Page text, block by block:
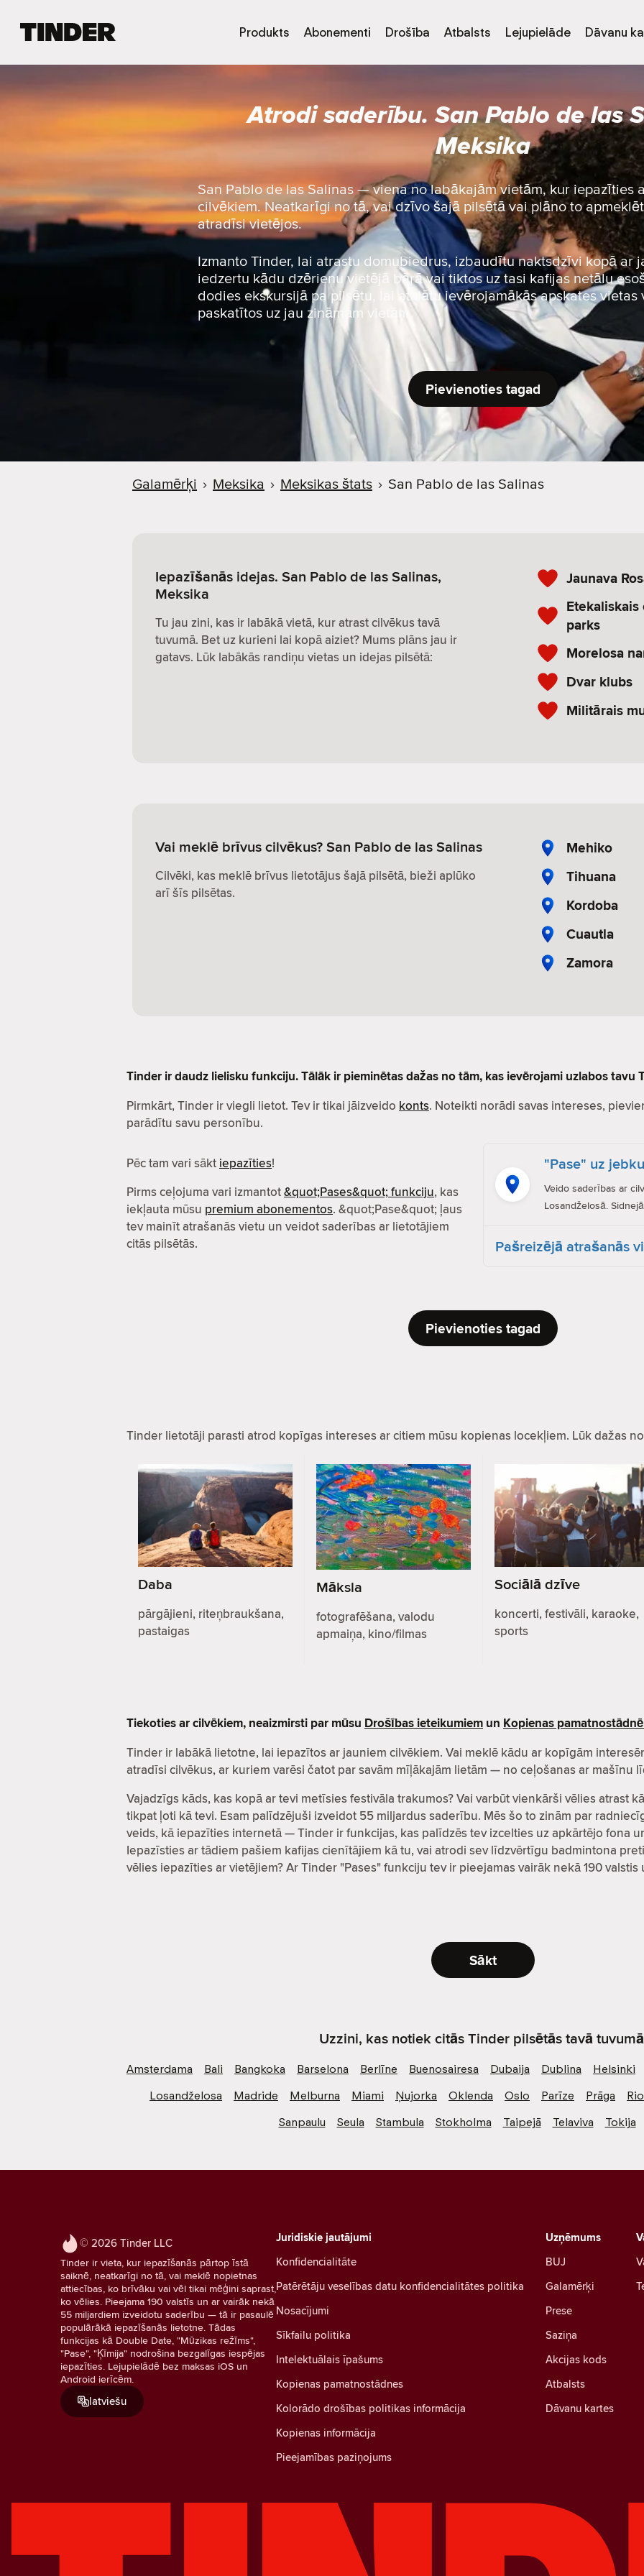
r
l
a
p
Produkts Abonementi Drošība Atbalsts Lejupielāde Dāvanu
Atrodi saderību. San Pablo de las
Meksika
San Pablo de las Salinas — viena no labākajām vietām, kur iepazīties
cilvēkiem. Neatkarīgi no tā, vai dzīvo šajā pilsētā vai plāno to
atradīsi vietējos.
Izmanto Tinder, lai atrastu domubiedrus, izbaudītu naktsdzīvi kopā ar
iedzertu kādu dzērienu vietējā bārā vai tiktos uz tasi kafijas netālu
dodies ekskursijā pa pilsētu, lai atklātu ievērojamākās apskates vietas
paskatītos uz jau zināmām vietām.
Pievienoties tagad
Galamērķi › Meksika › Meksikas štats › San Pablo de las Salinas
Iepazīšanās idejas. San Pablo de las Salinas,
Meksika
Tu jau zini, kas ir labākā vietā, kur atrast cilvēkus tavā
tuvumā. Bet uz kurieni lai kopā aiziet? Mums plāns jau ir
gatavs. Lūk labākās randiņu vietas un idejas pilsētā:
Jaunava
parks
Morelosa
Dvar klubs
Militārais
Vai meklē brīvus cilvēkus? San Pablo de las Salinas
Cilvēki, kas meklē brīvus lietotājus šajā pilsētā, bieži aplūko
arī šīs pilsētas.
Mehiko
Tihuana
Kordoba
Cuautla
Zamora
Tinder ir daudz lielisku funkciju. Tālāk ir pieminētas dažas no tām, kas ievērojami uzlabos tavu
Pirmkārt, Tinder ir viegli lietot. Tev ir tikai jāizveido konts. Noteikti norādi savas intereses,
parādītu savu personību.
Pēc tam vari sākt iepazīties!
Pirms ceļojuma vari izmantot&quot;Pases&quot; funkciju, kas
iekļauta mūsu premium abonementos. &quot;Pase&quot; ļaus
tev mainīt atrašanās vietu un veidot saderības ar lietotājiem
citās pilsētās.
"Pase" uz
Veido saderības ar
Losandželosā.
Pašreizējā atrašanās
Pievienoties tagad
Tinder lietotāji parasti atrod kopīgas intereses ar citiem mūsu kopienas locekļiem. Lūk dažas
Daba
pārgājieni, riteņbraukšana,
pastaigas
Māksla
fotografēšana, valodu
apmaiņa, kino/filmas
Sociālā dzīve
koncerti, festivāli, karaoke,
sports
Tiekoties ar cilvēkiem, neaizmirsti par mūsu Drošības ieteikumiem un Kopienas
Tinder ir labākā lietotne, lai iepazītos ar jauniem cilvēkiem. Vai meklē kādu ar kopīgām
atradīsi cilvēkus, ar kuriem varēsi čatot par savām mīļākajām lietām — no ceļošanas ar mašīnu
Vajadzīgs kāds, kas kopā ar tevi metīsies festivāla trakumos? Vai varbūt vienkārši vēlies atrast
tikpat ļoti kā tevi. Esam palīdzējuši izveidot 55 miljardus saderību. Mēs šo to zinām par
veids, kā iepazīties internetā — Tinder ir funkcijas, kas palīdzēs tev izcelties uz apkārtējo fona
Iepazīsties ar tādiem pašiem kafijas cienītājiem kā tu, vai atrodi sev līdzvērtīgu badmintona
vēlies iepazīties ar vietējiem? Ar Tinder "Pases" funkciju tev ir pieejamas vairāk nekā 190
Sākt
Uzzini, kas notiek citās Tinder pilsētās tavā
Amsterdama Bali Bangkoka Barselona Berlīne Buenosairesa Dubaija Dublina Helsinki
Losandželosa
Madride Melburna Miami Ņujorka Oklenda Oslo Parīze Prāga
Sanpaulu
Seula Stambula Stokholma Taipejā Telaviva Tokija
© 2026 Tinder LLC
Tinder ir vieta, kur iepazīšanās pārtop īstā
saiknē, neatkarīgi no tā, vai meklē nopietnas
attiecības, ko brīvāku vai vēl tikai mēģini saprast,
ko vēlies. Pieejama 190 valstīs un ar vairāk nekā
55 miljardiem izveidotu saderību — tā ir pasaulē
populārākā iepazīšanās lietotne. Tādas
funkcijas kā Double Date, "Mūzikas režīms",
"Pase", "Ķīmija" nodrošina bezgalīgas iespējas
iepazīties. Lejupielādē bez maksas iOS un
Android ierīcēm.
latviešu
Juridiskie jautājumi
Konfidencialitāte
Patērētāju veselības datu konfidencialitātes politika
Nosacījumi
Sīkfailu politika
Intelektuālais īpašums
Kopienas pamatnostādnes
Kolorādo drošības politikas informācija
Kopienas informācija
Pieejamības paziņojums
Uzņēmums
BUJ
Galamērķi
Prese
Saziņa
Akcijas kods
Atbalsts
Dāvanu kartes